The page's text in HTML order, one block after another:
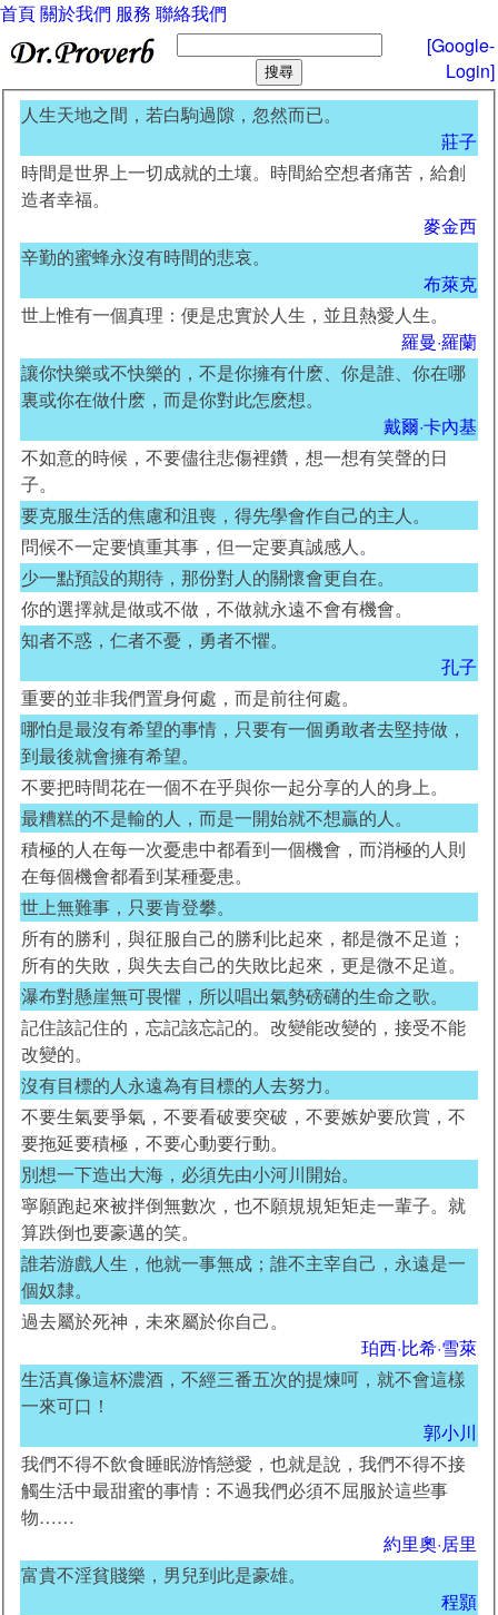
首頁關於我們 服務 聯絡我們
[Google-
Login]
人生天地之間，若白駒過隙，忽然而已。
莊子
時間是世界上一切成就的土壤。時間給空想者痛苦，給創
造者幸福。
麥金西
辛勤的蜜蜂永沒有時間的悲哀。
布萊克
世上惟有一個真理：便是忠實於人生，並且熱愛人生。
羅曼·羅蘭
讓你快樂或不快樂的，不是你擁有什麽、你是誰、你在哪
裏或你在做什麽，而是你對此怎麽想。
戴爾·卡內基
不如意的時候，不要儘往悲傷裡鑽，想一想有笑聲的日
子。
要克服生活的焦慮和沮喪，得先學會作自己的主人。
問候不一定要慎重其事，但一定要真誠感人。
少一點預設的期待，那份對人的關懷會更自在。
你的選擇就是做或不做，不做就永遠不會有機會。
知者不惑，仁者不憂，勇者不懼。
孔子
重要的並非我們置身何處，而是前往何處。
哪怕是最沒有希望的事情，只要有一個勇敢者去堅持做，
到最後就會擁有希望。
不要把時間花在一個不在乎與你一起分享的人的身上。
最糟糕的不是輸的人，而是一開始就不想贏的人。
積極的人在每一次憂患中都看到一個機會，而消極的人則
在每個機會都看到某種憂患。
世上無難事，只要肯登攀。
所有的勝利，與征服自己的勝利比起來，都是微不足道；
所有的失敗，與失去自己的失敗比起來，更是微不足道。
瀑布對懸崖無可畏懼，所以唱出氣勢磅礴的生命之歌。
記住該記住的，忘記該忘記的。改變能改變的，接受不能
改變的。
沒有目標的人永遠為有目標的人去努力。
不要生氣要爭氣，不要看破要突破，不要嫉妒要欣賞，不
要拖延要積極，不要心動要行動。
別想一下造出大海，必須先由小河川開始。
寧願跑起來被拌倒無數次，也不願規規矩矩走一輩子。就
算跌倒也要豪邁的笑。
誰若游戲人生，他就一事無成；誰不主宰自己，永遠是一
個奴隸。
過去屬於死神，未來屬於你自己。
珀西·比希·雪萊
生活真像這杯濃酒，不經三番五次的提煉呵，就不會這樣
一來可口！
郭小川
我們不得不飲食睡眠游惰戀愛，也就是說，我們不得不接
觸生活中最甜蜜的事情：不過我們必須不屈服於這些事
物……
約里奧·居里
富貴不淫貧賤樂，男兒到此是豪雄。
程顥